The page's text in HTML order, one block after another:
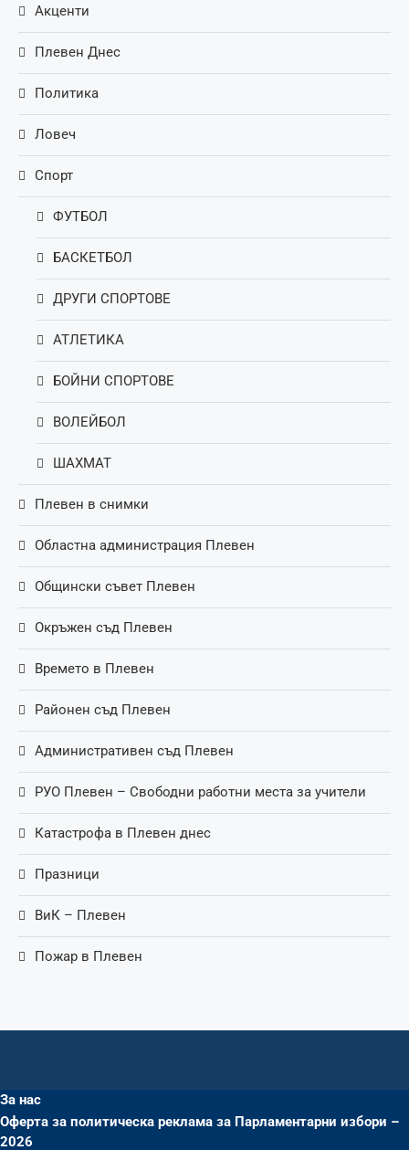
Акценти
Плевен Днес
Политика
Ловеч
Спорт
ФУТБОЛ
БАСКЕТБОЛ
ДРУГИ СПОРТОВЕ
АТЛЕТИКА
БОЙНИ СПОРТОВЕ
ВОЛЕЙБОЛ
ШАХМАТ
Плевен в снимки
Областна администрация Плевен
Общински съвет Плевен
Окръжен съд Плевен
Времето в Плевен
Районен съд Плевен
Административен съд Плевен
РУО Плевен – Свободни работни места за учители
Катастрофа в Плевен днес
Празници
ВиК – Плевен
Пожар в Плевен
За нас
Оферта за политическа реклама за Парламентарни избори –
2026